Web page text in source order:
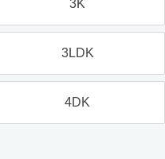
3K
3LDK
4DK